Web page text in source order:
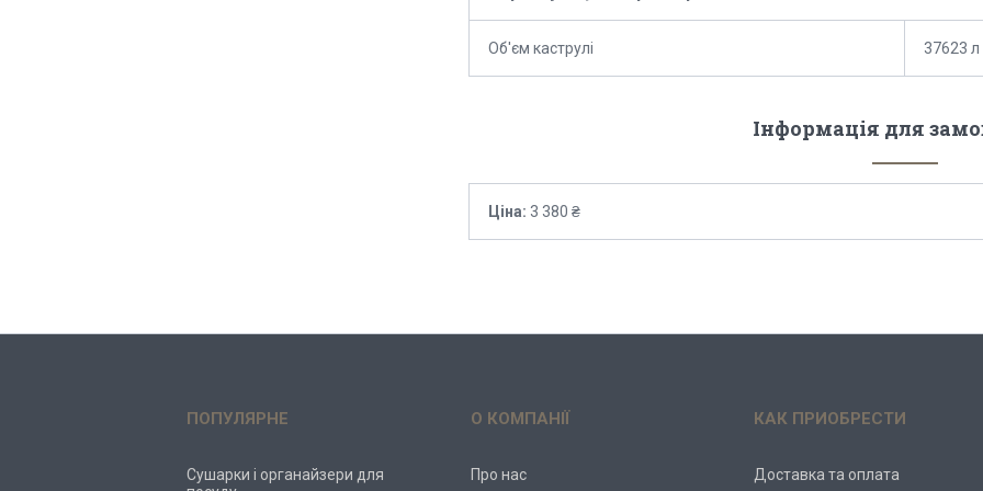
Об'єм каструлі 37623 л
Інформація для
Ціна: 3 380 ₴
ПОПУЛЯРНЕ
Сушарки і органайзери для
О КОМПАНІЇ
Про нас
КАК ПРИОБРЕСТИ
Доставка та оплата